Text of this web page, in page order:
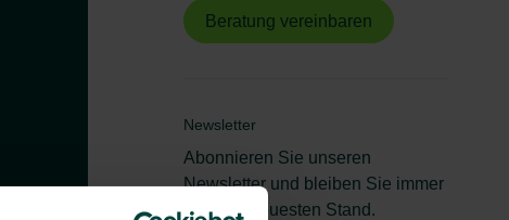
Beratung vereinbaren
Newsletter
Abonnieren Sie unseren
Newsletter und bleiben Sie immer
auf dem neuesten Stand.